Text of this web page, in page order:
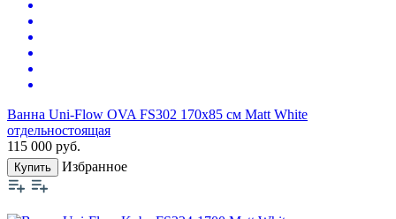
Ванна Uni-Flow OVA FS302 170х85 см Matt White
отдельностоящая
115 000 руб.
Купить Избранное